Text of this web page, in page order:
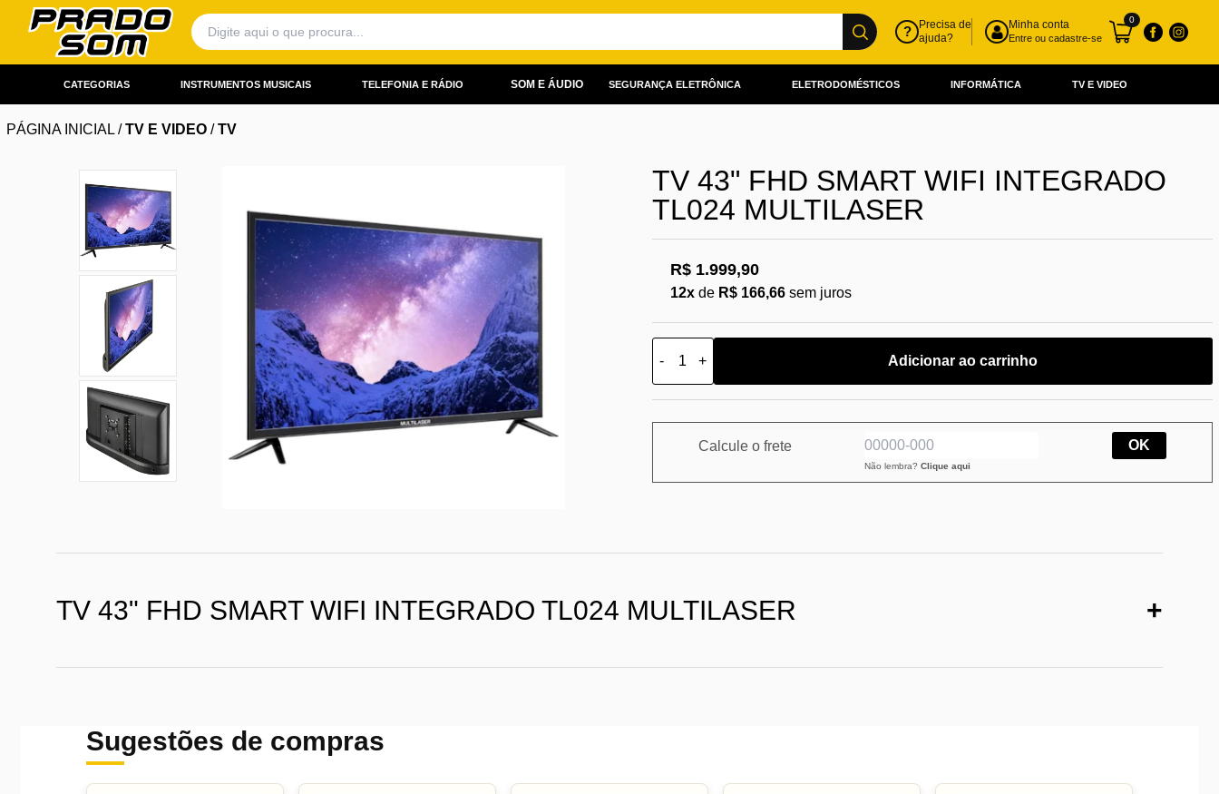
?
Precisa de
ajuda?
Minha conta
Entre ou cadastre-se
0
CATEGORIAS INSTRUMENTOS MUSICAIS TELEFONIA E RÁDIO SOM E ÁUDIO SEGURANÇA ELETRÔNICA ELETRODOMÉSTICOS INFORMÁTICA TV E VIDEO
PÁGINA INICIAL /TV E VIDEO /TV
TV 43" FHD SMART WIFI INTEGRADO
TL024 MULTILASER
R$ 1.999,90
12xde R$ 166,66sem juros
- + Adicionar ao carrinho
Calcule o frete
Não lembra?Clique aqui
OK
TV 43" FHD SMART WIFI INTEGRADO TL024 MULTILASER +
Sugestões de compras